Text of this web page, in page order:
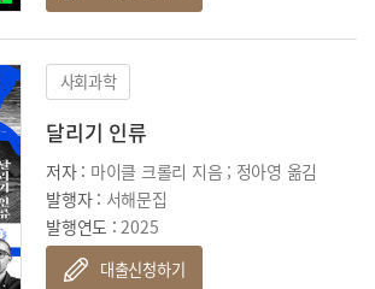
사회과학
달리기 인류
저자 : 마이클 크롤리 지음 ; 정아영 옮김
발행자 : 서해문집
발행연도 :2025
대출신청하기